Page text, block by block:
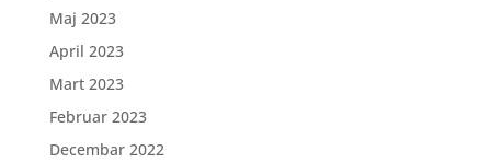
Maj 2023
April 2023
Mart 2023
Februar 2023
Decembar 2022